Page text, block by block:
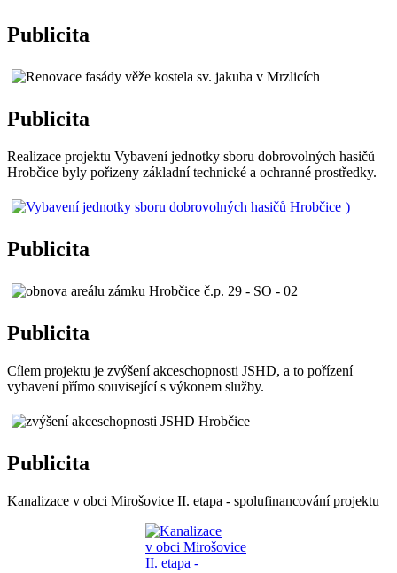
Publicita
Publicita
Realizace projektu Vybavení jednotky sboru dobrovolných hasičů
Hrobčice byly pořizeny základní technické a ochranné prostředky.
)
Publicita
Publicita
Cílem projektu je zvýšení akceschopnosti JSHD, a to pořízení
vybavení přímo související s výkonem služby.
Publicita
Kanalizace v obci Mirošovice II. etapa - spolufinancování projektu